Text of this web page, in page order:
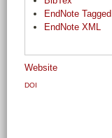
EndNote Tagged
EndNote XML
Website
DOI